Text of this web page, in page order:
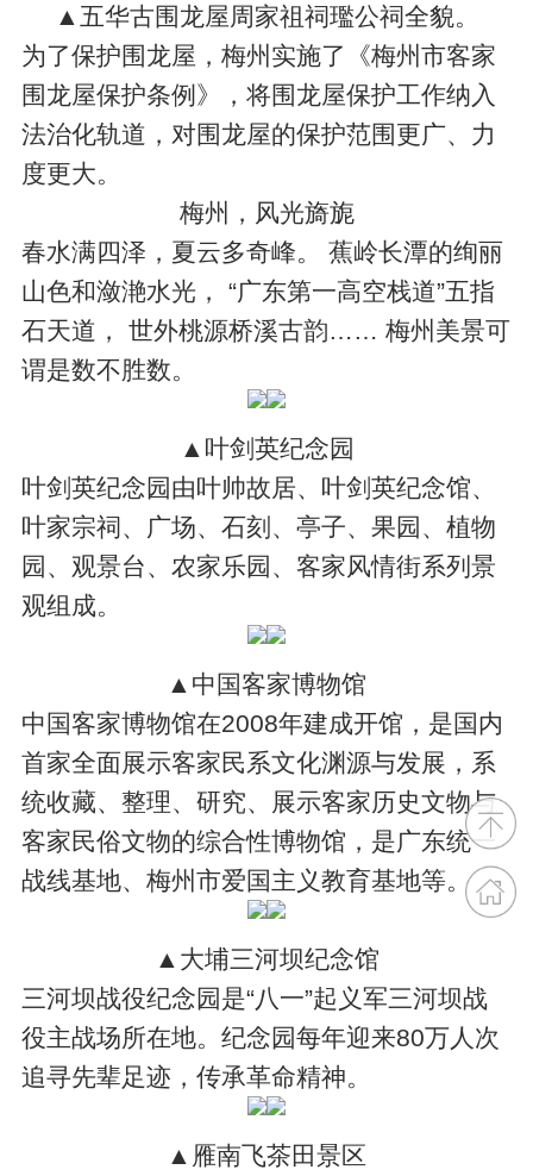
▲五华古围龙屋周家祖祠璼公祠全貌。
为了保护围龙屋，梅州实施了《梅州市客家
围龙屋保护条例》，将围龙屋保护工作纳入
法治化轨道，对围龙屋的保护范围更广、力
度更大。
梅州，风光旖旎
春水满四泽，夏云多奇峰。 蕉岭长潭的绚丽
山色和潋滟水光， “广东第一高空栈道”五指
石天道， 世外桃源桥溪古韵…… 梅州美景可
谓是数不胜数。
▲叶剑英纪念园
叶剑英纪念园由叶帅故居、叶剑英纪念馆、
叶家宗祠、广场、石刻、亭子、果园、植物
园、观景台、农家乐园、客家风情街系列景
观组成。
▲中国客家博物馆
中国客家博物馆在2008年建成开馆，是国内
首家全面展示客家民系文化渊源与发展，系
统收藏、整理、研究、展示客家历史文物与
客家民俗文物的综合性博物馆，是广东统一
战线基地、梅州市爱国主义教育基地等。
▲大埔三河坝纪念馆
三河坝战役纪念园是“八一”起义军三河坝战
役主战场所在地。纪念园每年迎来80万人次
追寻先辈足迹，传承革命精神。
▲雁南飞茶田景区